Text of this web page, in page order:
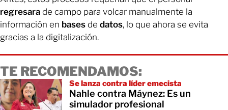
regresara de campo para volcar manualmente la
información en bases de datos, lo que ahora se evita
gracias a la digitalización.
TE RECOMENDAMOS:
Se lanza contra líder emecista
Nahle contra Máynez: Es un
simulador profesional